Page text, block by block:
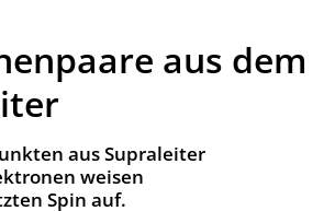
aus dem
aus Supraleiter
weisen
Spin auf.